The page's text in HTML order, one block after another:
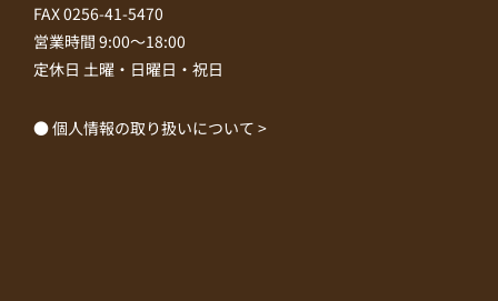
FAX 0256-41-5470
営業時間 9:00～18:00
定休日 土曜・日曜日・祝日
● 個人情報の取り扱いについて >